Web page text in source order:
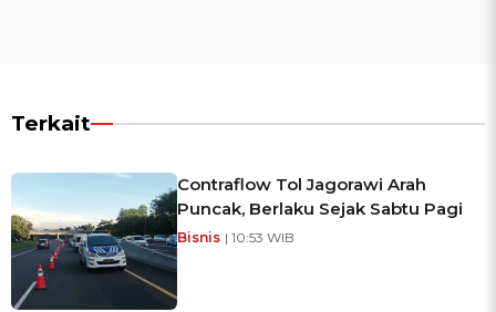
Terkait
Contraflow Tol Jagorawi Arah
Puncak, Berlaku Sejak Sabtu Pagi
Bisnis | 10:53 WIB